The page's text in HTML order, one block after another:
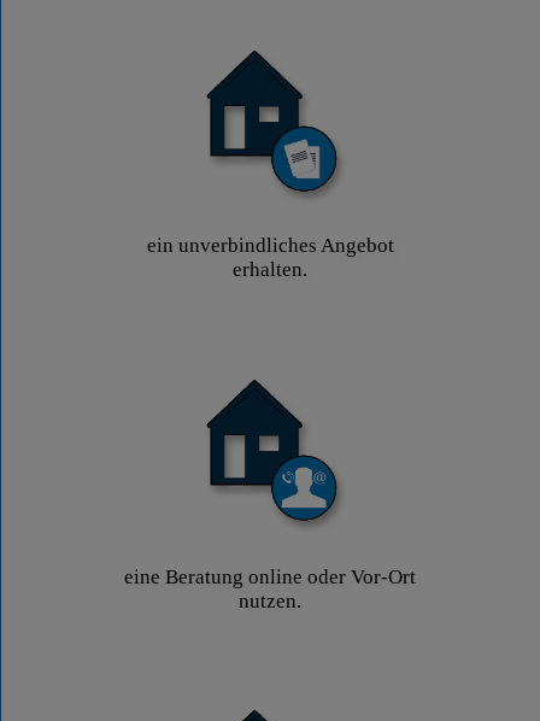
ein unverbindliches Angebot
erhalten.
eine Beratung online oder Vor-Ort
nutzen.